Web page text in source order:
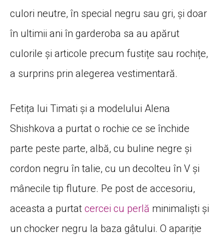
culori neutre, în special negru sau gri, și doar
în ultimii ani în garderoba sa au apărut
culorile și articole precum fustițe sau rochițe,
a surprins prin alegerea vestimentară.
Fetița lui Timati și a modelului Alena
Shishkova a purtat o rochie ce se închide
parte peste parte, albă, cu buline negre și
cordon negru în talie, cu un decolteu în V și
mânecile tip fluture. Pe post de accesoriu,
aceasta a purtat cercei cu perlă minimaliști și
un chocker negru la baza gâtului. O apariție